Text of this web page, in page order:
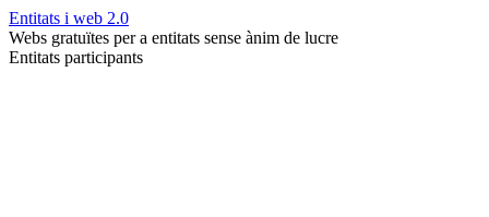
Entitats i web 2.0
Webs gratuïtes per a entitats sense ànim de lucre
Entitats participants